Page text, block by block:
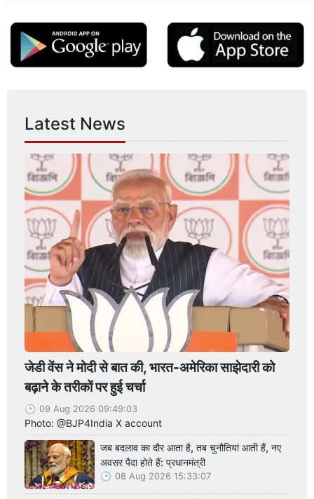
Latest News
जेडी वेंस ने मोदी से बात की, भारत-अमेरिका साझेदारी को
बढ़ाने के तरीकों पर हुई चर्चा
09 Aug 2026 09:49:03
Photo: @BJP4India X account
जब बदलाव का दौर आता है, तब चुनौतियां आती हैं, नए
अवसर पैदा होते हैं: प्रधानमंत्री
08 Aug 2026 15:33:07